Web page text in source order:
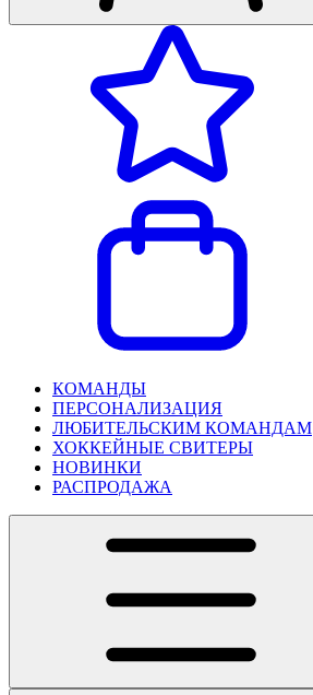
КОМАНДЫ
ПЕРСОНАЛИЗАЦИЯ
ЛЮБИТЕЛЬСКИМ КОМАНДАМ
ХОККЕЙНЫЕ СВИТЕРЫ
НОВИНКИ
РАСПРОДАЖА